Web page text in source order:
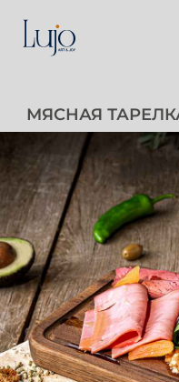
МЯСНАЯ